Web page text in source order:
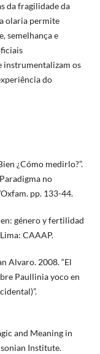
da fragilidade da
olaria permite
semelhança e
instrumentalizam os
do
¿Cómo medirlo?”.
no
pp. 133-44.
género y fertilidad
CAAAP.
Alvaro. 2008. “El
Paullinia yoco en
and Meaning in
Institute.